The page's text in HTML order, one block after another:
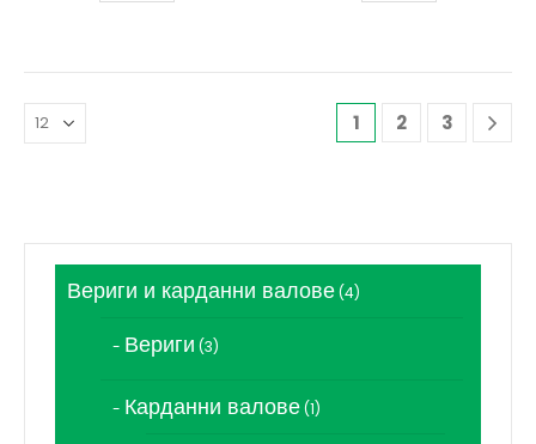
1 2 3
Вериги и карданни валове 44
Вериги 33
Карданни валове 11